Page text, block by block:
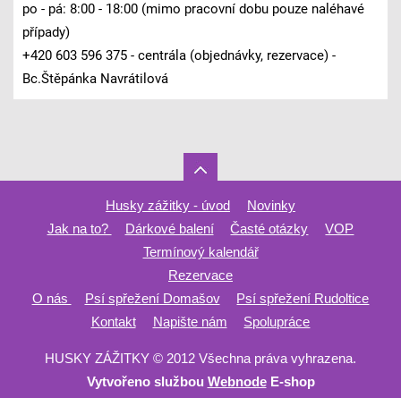
po - pá: 8:00 - 18:00 (mimo pracovní dobu pouze naléhavé
případy)
+420 603 596 375 - centrála (objednávky, rezervace) -
Bc.Štěpánka Navrátilová
Husky zážitky - úvod
Novinky
Jak na to?
Dárkové balení Časté otázky
VOP
Termínový kalendář
Rezervace
O nás
Psí spřežení Domašov
Psí spřežení Rudoltice
Kontakt
Napište nám Spolupráce
HUSKY ZÁŽITKY © 2012 Všechna práva vyhrazena.
Vytvořeno službou WebnodeE-shop